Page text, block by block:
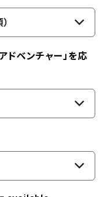
ドベンチャー」を応